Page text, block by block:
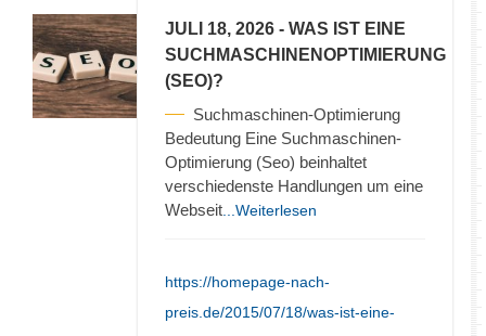
JULI 18, 2026 - WAS IST EINE
SUCHMASCHINENOPTIMIERUNG
(SEO)?
Suchmaschinen-Optimierung
Bedeutung Eine Suchmaschinen-
Optimierung (Seo) beinhaltet
verschiedenste Handlungen um eine
Webseit ...Weiterlesen
https://homepage-nach-
preis.de/2015/07/18/was-ist-eine-